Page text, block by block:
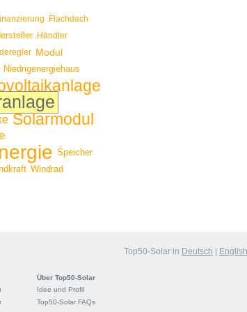
Flachdach
Händler
Modul
Niedrigenergiehaus
Solarmodul
Speicher
Windrad
Top50-Solar in Deutsch English
Über Top50-Solar
Idee und Profil
Top50-Solar FAQs